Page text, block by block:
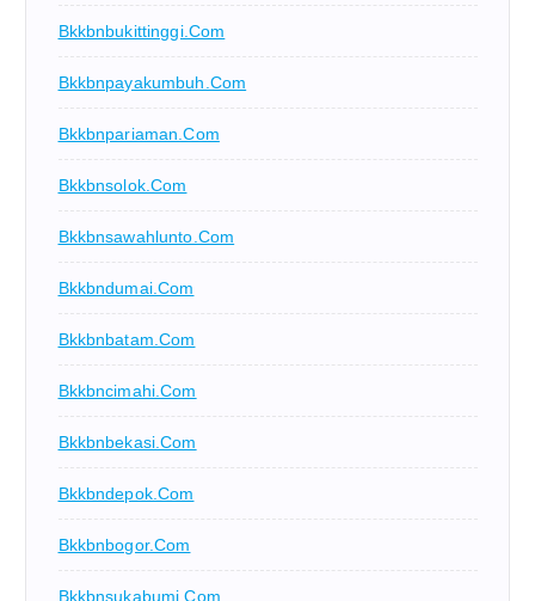
Bkkbnbukittinggi.com
Bkkbnpayakumbuh.com
Bkkbnpariaman.com
Bkkbnsolok.com
Bkkbnsawahlunto.com
Bkkbndumai.com
Bkkbnbatam.com
Bkkbncimahi.com
Bkkbnbekasi.com
Bkkbndepok.com
Bkkbnbogor.com
Bkkbnsukabumi.com